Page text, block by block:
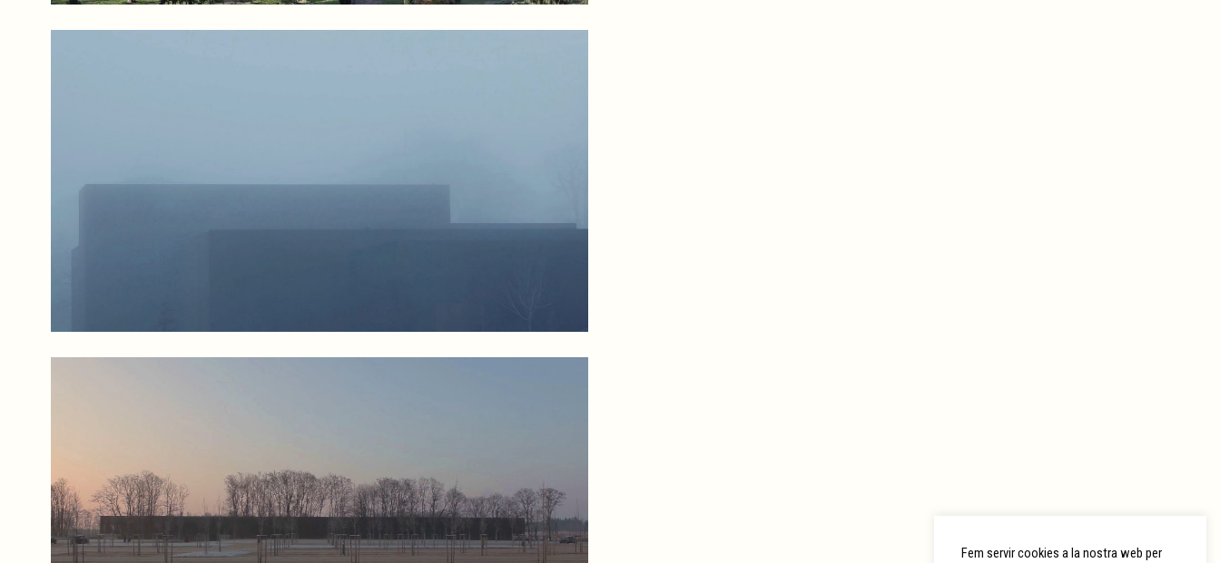
Fem servir cookies a la nostra web per